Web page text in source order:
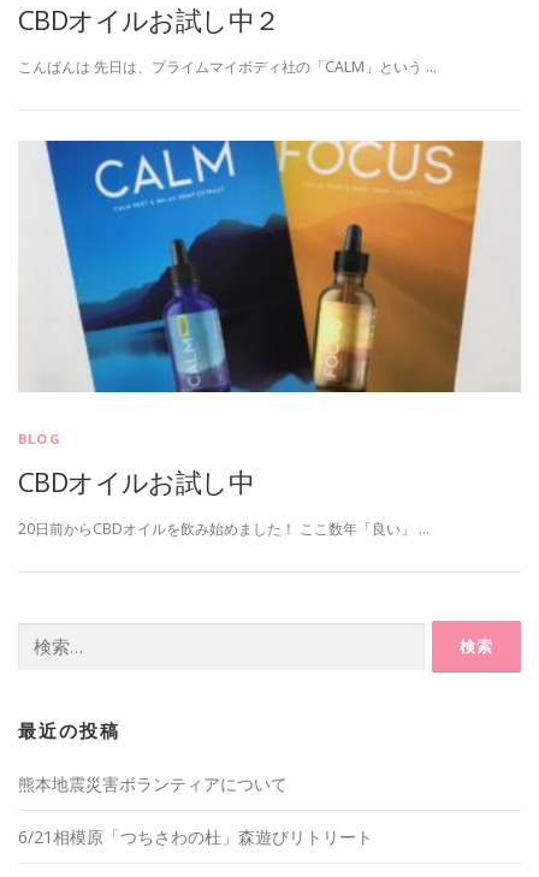
CBDオイルお試し中２
こんばんは 先日は、プライムマイボディ社の「CALM」という …
BLOG
CBDオイルお試し中
20日前からCBDオイルを飲み始めました！ ここ数年「良い」 …
索:
最近の投稿
熊本地震災害ボランティアについて
6/21相模原「つちさわの杜」森遊びリトリート